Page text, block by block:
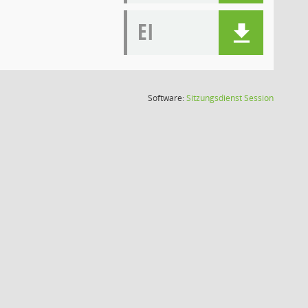
EI
Software:SitzungsdienstSession(Wird in